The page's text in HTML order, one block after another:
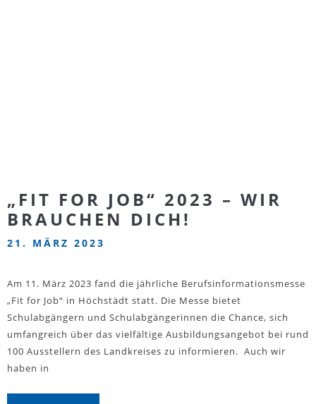
„FIT FOR JOB“ 2023 – WIR
BRAUCHEN DICH!
21. MÄRZ 2023
Am 11. März 2023 fand die jährliche Berufsinformationsmesse
„Fit for Job“ in Höchstädt statt. Die Messe bietet
Schulabgängern und Schulabgängerinnen die Chance, sich
umfangreich über das vielfältige Ausbildungsangebot bei rund
100 Ausstellern des Landkreises zu informieren. Auch wir
haben in